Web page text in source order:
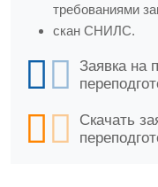
требованиями
скан СНИЛС.
Заявка на
Скачать